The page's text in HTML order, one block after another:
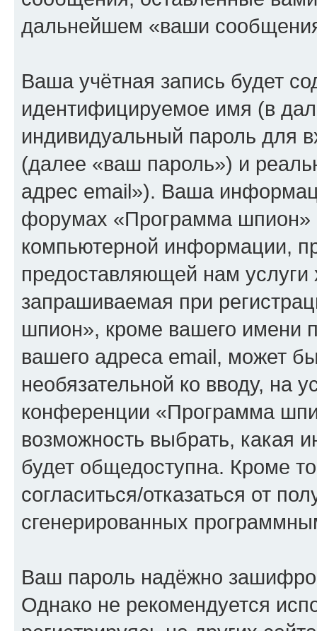
дальнейшем «ваши
Ваша учётная запись будет
идентифицируемое имя (в
индивидуальный пароль для
(далее «ваш пароль») и
адрес email»). Ваша
форумах «Программа шпион»
компьютерной информации,
предоставляющей нам
запрашиваемая при
шпион», кроме вашего имени
вашего адреса email, может
необязательной ко вводу, на
конференции «Программа
возможность выбрать, какая
будет общедоступна. Кроме
согласиться/отказаться от
сгенерированных
Ваш пароль надёжно
Однако не рекомендуется